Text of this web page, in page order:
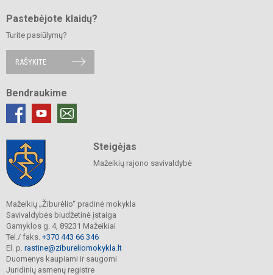
Pastebėjote klaidų?
Turite pasiūlymų?
RAŠYKITE
Bendraukime
Steigėjas
Mažeikių rajono savivaldybė
Mažeikių „Žiburėlio“ pradinė mokykla
Savivaldybės biudžetinė įstaiga
Gamyklos g. 4, 89231 Mažeikiai
Tel./ faks. +370 443 66 346
El. p. rastine@zibureliomokykla.lt
Duomenys kaupiami ir saugomi
Juridinių asmenų registre